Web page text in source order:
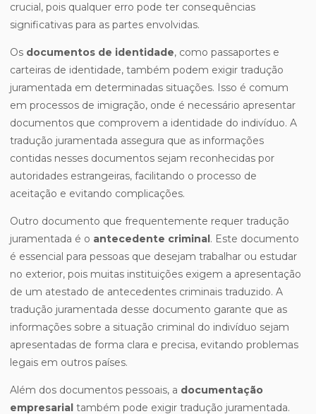
crucial, pois qualquer erro pode ter consequências
significativas para as partes envolvidas.
Os documentos de identidade, como passaportes e
carteiras de identidade, também podem exigir tradução
juramentada em determinadas situações. Isso é comum
em processos de imigração, onde é necessário apresentar
documentos que comprovem a identidade do indivíduo. A
tradução juramentada assegura que as informações
contidas nesses documentos sejam reconhecidas por
autoridades estrangeiras, facilitando o processo de
aceitação e evitando complicações.
Outro documento que frequentemente requer tradução
juramentada é o antecedente criminal. Este documento
é essencial para pessoas que desejam trabalhar ou estudar
no exterior, pois muitas instituições exigem a apresentação
de um atestado de antecedentes criminais traduzido. A
tradução juramentada desse documento garante que as
informações sobre a situação criminal do indivíduo sejam
apresentadas de forma clara e precisa, evitando problemas
legais em outros países.
Além dos documentos pessoais, a documentação
empresarial também pode exigir tradução juramentada.